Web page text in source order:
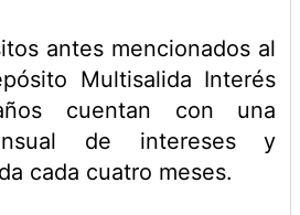
antes mencionados al
Multisalida Interés
cuentan con una
de intereses y
cada cuatro meses.